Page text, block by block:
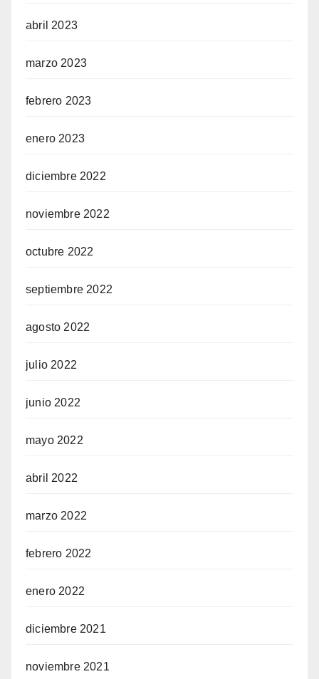
abril 2023
marzo 2023
febrero 2023
enero 2023
diciembre 2022
noviembre 2022
octubre 2022
septiembre 2022
agosto 2022
julio 2022
junio 2022
mayo 2022
abril 2022
marzo 2022
febrero 2022
enero 2022
diciembre 2021
noviembre 2021